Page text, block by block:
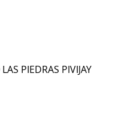
PIEDRAS PIVIJAY